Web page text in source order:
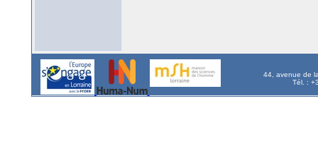
44, avenue de
Tél. :